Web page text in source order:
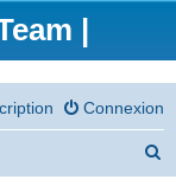
|
Connexion